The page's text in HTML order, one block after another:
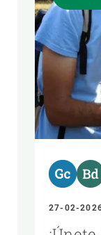
27-02-
Cambio